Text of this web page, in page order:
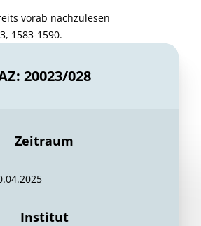
vorab nachzulesen
1583-1590.
20023/028
Zeitraum
Institut